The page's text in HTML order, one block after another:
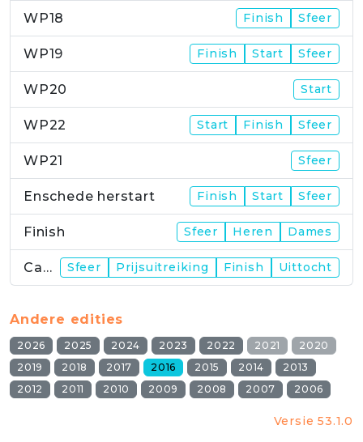
WP18 Finish Sfeer
WP19 Finish Start Sfeer
WP20 Start
WP22 Start Finish Sfeer
WP21 Sfeer
Enschede herstart Finish Start Sfeer
Finish Sfeer Heren Dames
Campus Sfeer Prijsuitreiking Finish Uittocht
Andere edities
2026 2025 2024 2023 2022 2021
2020
2019
2018 2017 2016 2015 2014
2013
2012
2011 2010 2009 2008 2007 2006
Versie 53.1.0